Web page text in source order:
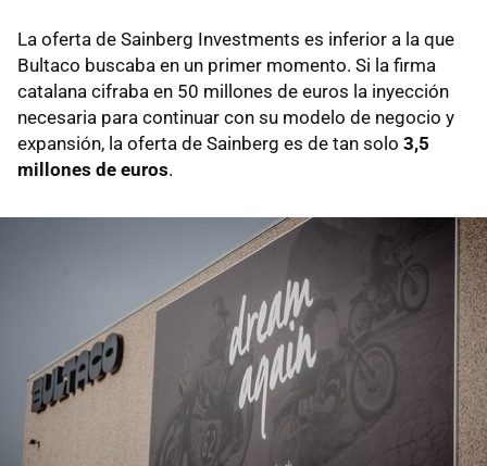
La oferta de Sainberg Investments es inferior a la que
Bultaco buscaba en un primer momento. Si la firma
catalana cifraba en 50 millones de euros la inyección
necesaria para continuar con su modelo de negocio y
expansión, la oferta de Sainberg es de tan solo 3,5
millones de euros.